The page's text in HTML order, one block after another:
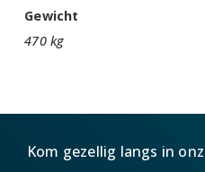
Gewicht
470 kg
Kom gezellig langs in